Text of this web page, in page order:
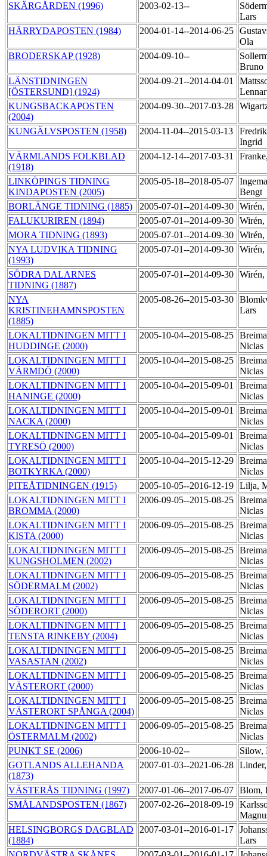
SKÄRGÅRDEN (1996)
2003-02-13--
Lars
HÄRRYDAPOSTEN (1984)
2004-01-14--2014-06-25
Ola
BRODERSKAP (1928)
2004-09-10--
Bruno
LÄNSTIDNINGEN
[ÖSTERSUND] (1924)
2004-09-21--2014-04-01
KUNGSBACKAPOSTEN
(2004)
2004-09-30--2017-03-28
KUNGÄLVSPOSTEN (1958) 2004-11-04--2015-03-13
Ingrid
VÄRMLANDS FOLKBLAD
(1918)
2004-12-14--2017-03-31
LINKÖPINGS TIDNING
KINDAPOSTEN (2005)
2005-05-18--2018-05-07
Bengt
BORLÄNGE TIDNING (1885)
2005-07-01--2014-09-30
FALUKURIREN (1894)
2005-07-01--2014-09-30
MORA TIDNING (1893)
2005-07-01--2014-09-30
NYA LUDVIKA TIDNING
(1993)
2005-07-01--2014-09-30
SÖDRA DALARNES
TIDNING (1887)
2005-07-01--2014-09-30
NYA
KRISTINEHAMNSPOSTEN
(1885)
2005-08-26--2015-03-30
Lars
LOKALTIDNINGEN MITT I
HUDDINGE (2000)
2005-10-04--2015-08-25
Niclas
LOKALTIDNINGEN MITT I
VÄRMDÖ (2000)
2005-10-04--2015-08-25
Niclas
LOKALTIDNINGEN MITT I
HANINGE (2000)
2005-10-04--2015-09-01
Niclas
LOKALTIDNINGEN MITT I
NACKA (2000)
2005-10-04--2015-09-01
Niclas
LOKALTIDNINGEN MITT I
TYRESÖ (2000)
2005-10-04--2015-09-01
Niclas
LOKALTIDNINGEN MITT I
BOTKYRKA (2000)
2005-10-04--2015-12-29
Niclas
PITEÅTIDNINGEN (1915)
2005-10-05--2016-12-19 Lilja,
LOKALTIDNINGEN MITT I
BROMMA (2000)
2006-09-05--2015-08-25
Niclas
LOKALTIDNINGEN MITT I
KISTA (2000)
2006-09-05--2015-08-25
Niclas
LOKALTIDNINGEN MITT I
KUNGSHOLMEN (2002)
2006-09-05--2015-08-25
Niclas
LOKALTIDNINGEN MITT I
SÖDERMALM (2002)
2006-09-05--2015-08-25
Niclas
LOKALTIDNINGEN MITT I
SÖDERORT (2000)
2006-09-05--2015-08-25
Niclas
LOKALTIDNINGEN MITT I
TENSTA RINKEBY (2004)
2006-09-05--2015-08-25
Niclas
LOKALTIDNINGEN MITT I
VASASTAN (2002)
2006-09-05--2015-08-25
Niclas
LOKALTIDNINGEN MITT I
VÄSTERORT (2000)
2006-09-05--2015-08-25
Niclas
LOKALTIDNINGEN MITT I
VÄSTERORT SPÅNGA (2004)
2006-09-05--2015-08-25
Niclas
LOKALTIDNINGEN MITT I
ÖSTERMALM (2002)
2006-09-05--2015-08-25
Niclas
PUNKT SE (2006)
2006-10-02--
Silow,
GOTLANDS ALLEHANDA
(1873)
2007-01-03--2021-06-28
VÄSTERÅS TIDNING (1997) 2007-01-06--2017-06-07 Blom,
SMÅLANDSPOSTEN (1867)
2007-02-26--2018-09-19
HELSINGBORGS DAGBLAD
(1884)
2007-03-01--2016-01-17
Lars